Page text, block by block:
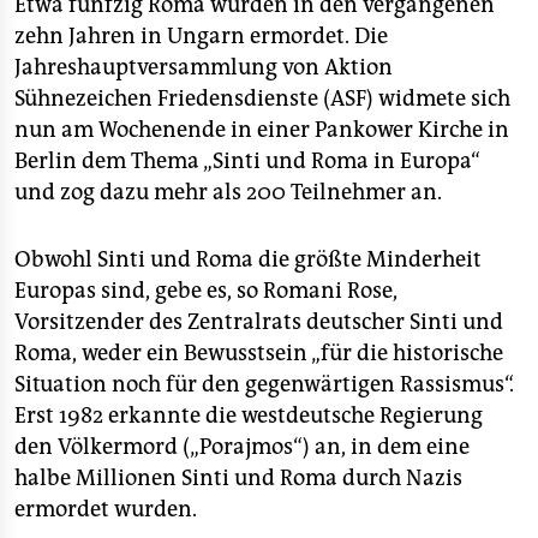
nord
wahrheit
verlag
veranstaltungen
shop
fragen & hilfe
unterstützen
abo
genossenschaft
zehn Jahren in Ungarn ermordet. Die
Jahreshauptversammlung von Aktion
Sühnezeichen Friedensdienste (ASF) widmete sich
nun am Wochenende in einer Pankower Kirche in
Berlin dem Thema „Sinti und Roma in Europa“
und zog dazu mehr als 200 Teilnehmer an.
Obwohl Sinti und Roma die größte Minderheit
Europas sind, gebe es, so Romani Rose,
Vorsitzender des Zentralrats deutscher Sinti und
Roma, weder ein Bewusstsein „für die historische
Situation noch für den gegenwärtigen Rassismus“.
Erst 1982 erkannte die westdeutsche Regierung
den Völkermord („Porajmos“) an, in dem eine
halbe Millionen Sinti und Roma durch Nazis
ermordet wurden.